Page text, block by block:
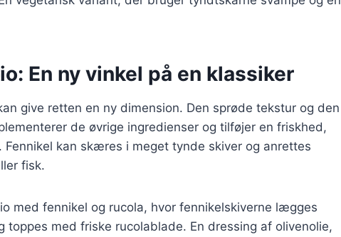
En ny vinkel på en klassiker
give retten en ny dimension. Den sprøde tekstur og den
de øvrige ingredienser og tilføjer en friskhed,
kan skæres i meget tynde skiver og anrettes
fisk.
med fennikel og rucola, hvor fennikelskiverne lægges
toppes med friske rucolablade. En dressing af olivenolie,